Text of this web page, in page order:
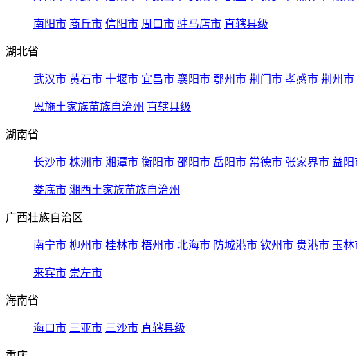
南阳市 商丘市 信阳市 周口市 驻马店市 直辖县级
湖北省
武汉市 黄石市 十堰市 宜昌市 襄阳市 鄂州市 荆门市 孝感市 荆州市
恩施土家族苗族自治州 直辖县级
湖南省
长沙市 株洲市 湘潭市 衡阳市 邵阳市 岳阳市 常德市 张家界市 益阳
娄底市 湘西土家族苗族自治州
广西壮族自治区
南宁市 柳州市 桂林市 梧州市 北海市 防城港市 钦州市 贵港市 玉林
来宾市 崇左市
海南省
海口市 三亚市 三沙市 直辖县级